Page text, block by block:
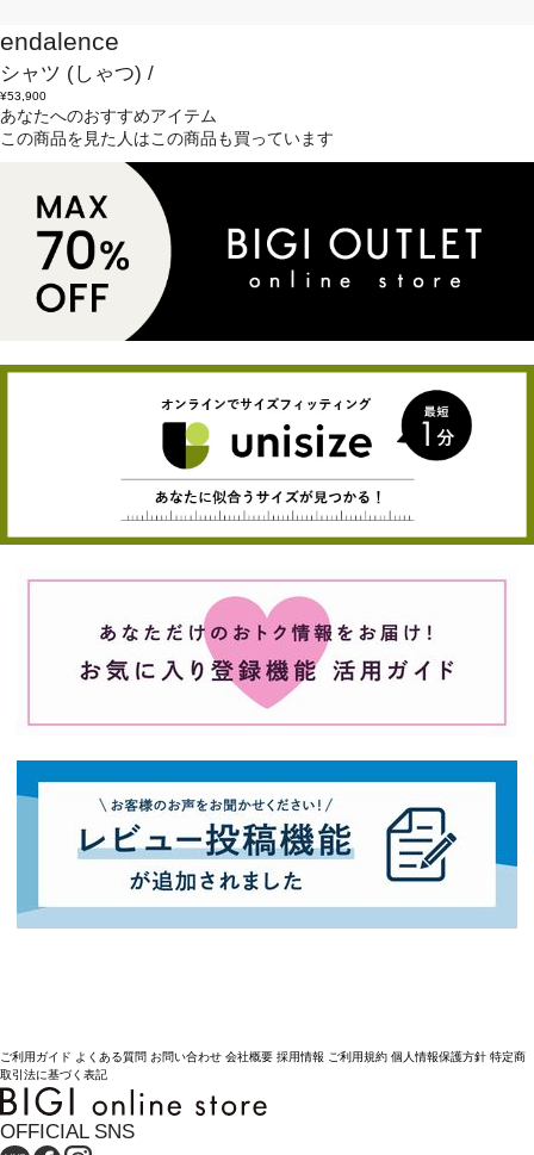
endalence
シャツ (しゃつ) /
¥53,900
あなたへのおすすめアイテム
この商品を見た人はこの商品も買っています
ご利用ガイド よくある質問 お問い合わせ 会社概要 採用情報 ご利用規約 個人情報保護方針 特定商
取引法に基づく表記
OFFICIAL SNS